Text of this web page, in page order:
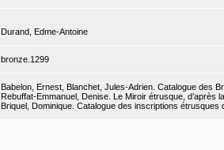
Durand, Edme-Antoine
bronze.1299
Babelon, Ernest, Blanchet, Jules-Adrien. Catalogue des
Rebuffat-Emmanuel, Denise. Le Miroir étrusque, d’après
Briquel, Dominique. Catalogue des inscriptions